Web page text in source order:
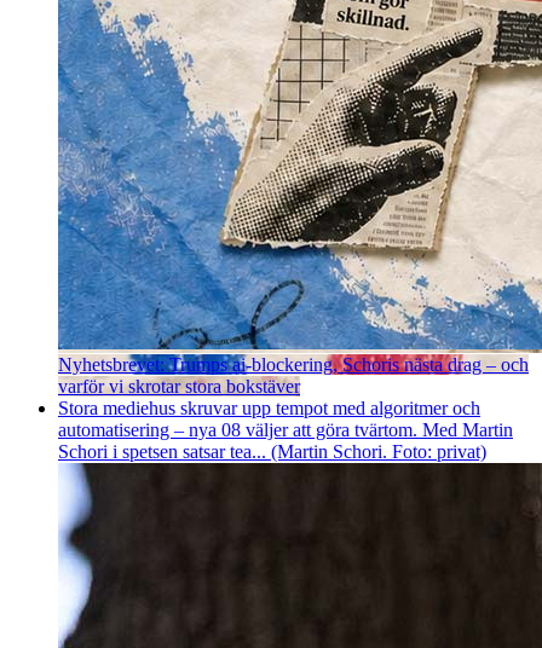
Nyhetsbrevet: Trumps ai-blockering, Schoris nästa drag – och
varför vi skrotar stora bokstäver
Stora mediehus skruvar upp tempot med algoritmer och
automatisering – nya 08 väljer att göra tvärtom. Med Martin
Schori i spetsen satsar tea... (Martin Schori. Foto: privat)